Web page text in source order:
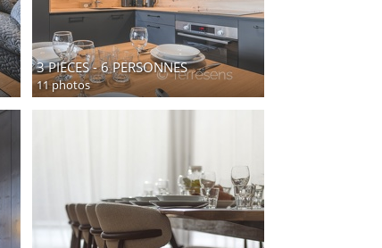
3 PIECES - 6 PERSONNES
11 photos